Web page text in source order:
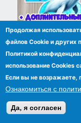
Ширма с
фигурками
Продолжая
файлов Сookie и других
Политикой
использование Cookies
Если вы не возражаете,
Ознакомиться с
Да, я согласен